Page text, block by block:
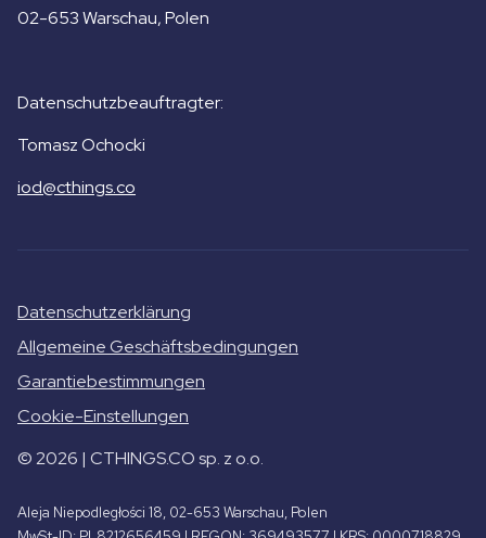
02-653 Warschau, Polen
Datenschutzbeauftragter:
Tomasz Ochocki
iod@cthings.co
Datenschutzerklärung
Allgemeine Geschäftsbedingungen
Garantiebestimmungen
Cookie-Einstellungen
© 2026 | CTHINGS.CO sp. z o.o.
Aleja Niepodległości 18, 02-653 Warschau, Polen